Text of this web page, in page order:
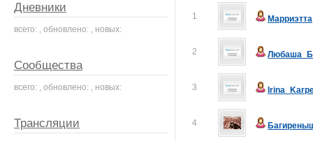
1 Марриэтта
2
3
4
Дневники
всего: , обновлено: , новых:
Сообщества
всего: , обновлено: , новых:
Трансляции